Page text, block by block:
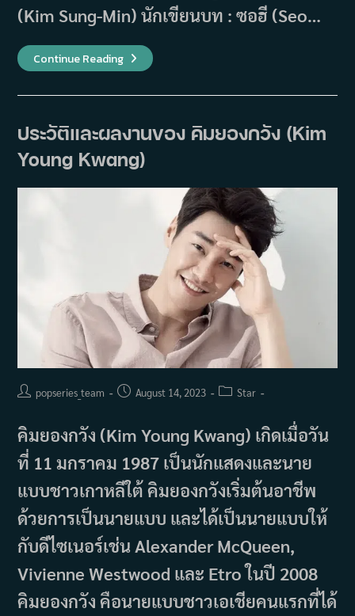
(Kim Sung-Min) นักเขียนบท : ซอฮี (Seo…
Continue Readingเรื่อง
ย่อ
รีส์
ประวัติและผลงานของ คิมยองกวัง (Kim
Young Kwang)
Postpopseries_team
PostAugust 14, 2023
PostStar
คิมยองกวัง (Kim Young Kwang) เกิดเมื่อวัน
ที่ 11 มกราคม 1987 เป็นนักแสดงและนาย
แบบชาวเกาหลีใต้ คิมยองกวังเริ่มต้นอาชีพ
ด้วยการเป็นนายแบบ และได้เป็นนายแบบให้
กับดีไซเนอร์เช่น Alexander McQueen,
Vivienne Westwood และ Etro ในปี 2008
คิมยองกวัง คือนายแบบชาวเอเชียคนแรกที่ได้